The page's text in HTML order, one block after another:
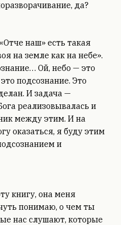
да?
наш» есть такая
на земле как на небе».
Ой, небо — это
подсознание. Это
И задача —
реализовывалась и
между этим. И на
оказаться, я буду этим
и
книгу, она меня
понимаю, о чем ты
нас слушают, которые